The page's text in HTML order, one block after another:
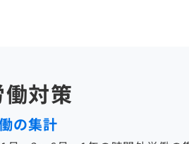
対策
の集計